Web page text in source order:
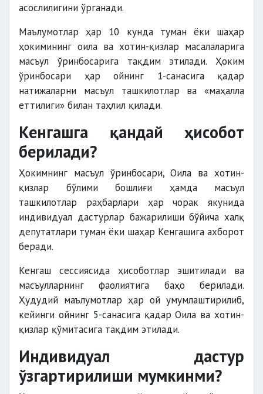
асослилигини ўрганади.
Маълумотлар ҳар 10 кунда туман ёки шаҳар
ҳокимининг оила ва хотин-қизлар масалаларига
масъул ўринбосарига тақдим этилади. Ҳоким
ўринбосари ҳар ойнинг 1-санасига қадар
натижаларни масъул ташкилотлар ва «маҳалла
еттилиги» билан таҳлил қилади.
Кенгашга қандай ҳисобот
берилади?
Ҳокимнинг масъул ўринбосари, Оила ва хотин-
қизлар бўлими бошлиғи ҳамда масъул
ташкилотлар раҳбарлари ҳар чорак якунида
индивидуал дастурлар бажарилиши бўйича халқ
депутатлари туман ёки шаҳар Кенгашига ахборот
беради.
Кенгаш сессиясида ҳисоботлар эшитилади ва
масъулларнинг фаолиятига баҳо берилади.
Ҳудудий маълумотлар ҳар ой умумлаштирилиб,
кейинги ойнинг 5-санасига қадар Оила ва хотин-
қизлар қўмитасига тақдим этилади.
Индивидуал дастур
ўзгартирилиши мумкинми?